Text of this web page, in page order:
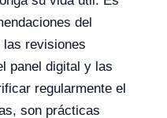
del
revisiones
panel digital y las
regularmente el
son prácticas